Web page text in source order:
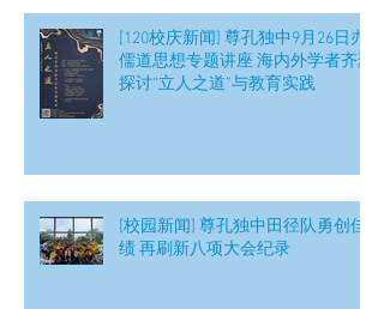
[120校庆新闻] 尊孔独中9月26日办
儒道思想专题讲座 海内外学者齐聚
探讨“立人之道”与教育实践
[校园新闻] 尊孔独中田径队勇创佳
绩 再刷新八项大会纪录